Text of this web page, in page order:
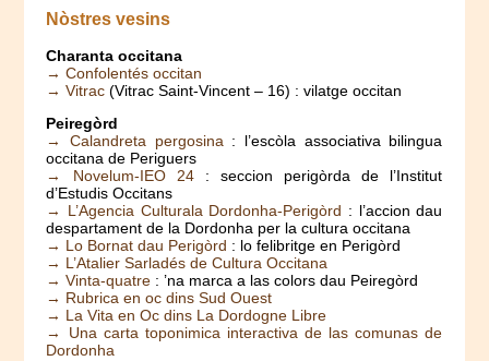
Nòstres vesins
Charanta occitana
→ Confolentés occitan
→ Vitrac (Vitrac Saint-Vincent – 16) : vilatge occitan
Peiregòrd
→ Calandreta pergosina: l’escòla associativa bilingua
occitana de Periguers
→ Novelum-IEO 24: seccion perigòrda de l’Institut
d’Estudis Occitans
→ L’Agencia Culturala Dordonha-Perigòrd : l’accion dau
despartament de la Dordonha per la cultura occitana
→ Lo Bornat dau Perigòrd : lo felibritge en Perigòrd
→ L’Atalier Sarladés de Cultura Occitana
→ Vinta-quatre : ’na marca a las colors dau Peiregòrd
→ Rubrica en oc dins Sud Ouest
→ La Vita en Oc dins La Dordogne Libre
→ Una carta toponimica interactiva de las comunas de
Dordonha